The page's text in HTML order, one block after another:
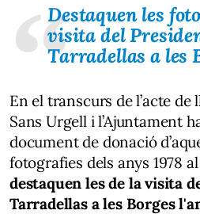
Destaquen les
visita del
Tarradellas a les
En el transcurs de l’acte
Sans Urgell i l’Ajuntament
document de donació
fotografies dels anys 1978
destaquen les de la visita
Tarradellas a les Borges